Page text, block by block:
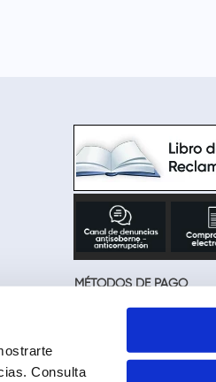
Consulta
MÉTODOS DE PAGO